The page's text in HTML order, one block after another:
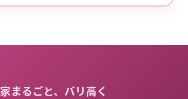
家まるごと、バリ高く